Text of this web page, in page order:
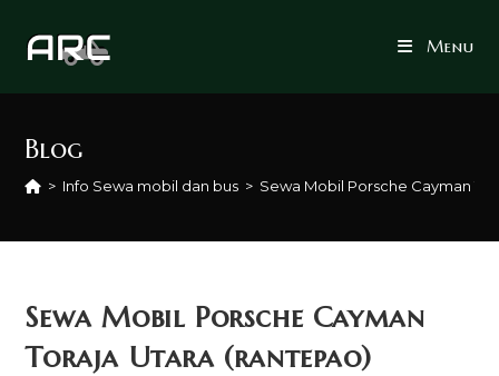
Menu
Blog
> Info Sewa mobil dan bus > Sewa Mobil Porsche Cayman
Sewa Mobil Porsche Cayman
Toraja Utara (rantepao)